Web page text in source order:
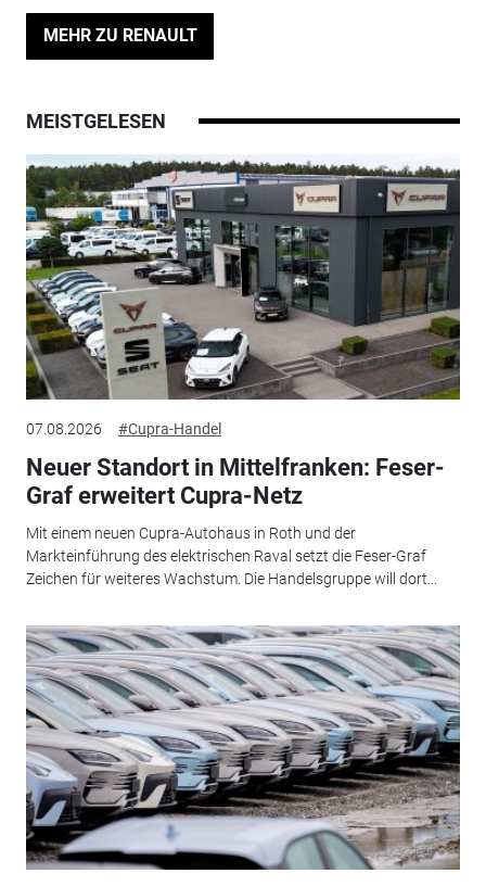
MEHR ZU RENAULT
MEISTGELESEN
07.08.2026 #Cupra-Handel
Neuer Standort in Mittelfranken: Feser-
Graf erweitert Cupra-Netz
Mit einem neuen Cupra-Autohaus in Roth und der
Markteinführung des elektrischen Raval setzt die Feser-Graf
Zeichen für weiteres Wachstum. Die Handelsgruppe will dort...